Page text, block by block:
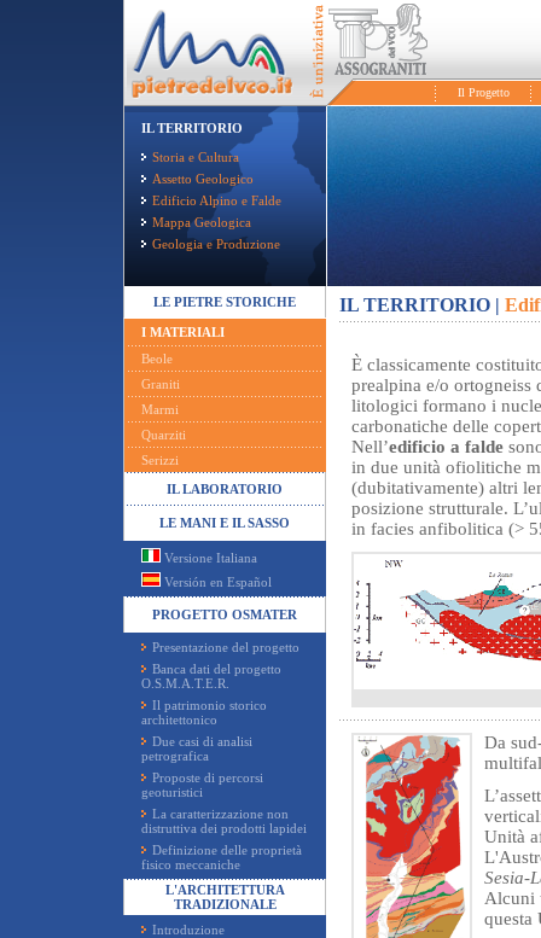
Il Progetto
IL TERRITORIO
Storia e Cultura
Assetto Geologico
Edificio Alpino e Falde
Mappa Geologica
Geologia e Produzione
LE PIETRE STORICHE
I MATERIALI
Beole
Graniti
Marmi
Quarziti
Serizzi
IL LABORATORIO
LE MANI E IL SASSO
Versione Italiana
Versión en Español
PROGETTO OSMATER
Presentazione del progetto
Banca dati del progetto
O.S.M.A.T.E.R.
Il patrimonio storico
architettonico
Due casi di analisi
petrografica
Proposte di percorsi
geoturistici
La caratterizzazione non
distruttiva dei prodotti lapidei
Definizione delle proprietà
fisico meccaniche
L'ARCHITETTURA
TRADIZIONALE
Introduzione
IL TERRITORIO |
È classicamente
prealpina e/o
litologici formano i
carbonatiche delle
Nell’edificio a falde
in due unità ofiolitiche
(dubitativamente) altri
posizione strutturale.
in facies anfibolitica (>
Da
Unità
Sesia-
Alcuni
questa